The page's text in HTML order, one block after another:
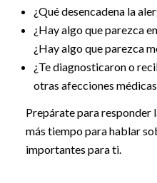
¿Qué desencadena la
¿Hay algo que parezca
¿Hay algo que parezca
¿Te diagnosticaron o
otras afecciones
Prepárate para responder
más tiempo para hablar
importantes para ti.